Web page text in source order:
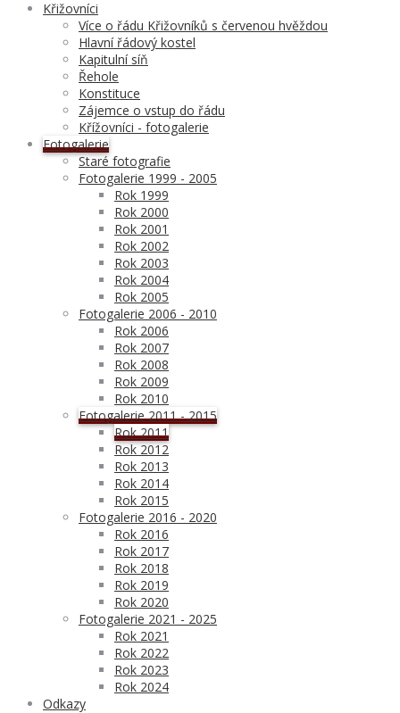
Křižovníci
Více o řádu Křižovníků s červenou hvěždou
Hlavní řádový kostel
Kapitulní síň
Řehole
Konstituce
Zájemce o vstup do řádu
Křížovníci - fotogalerie
Fotogalerie
Staré fotografie
Fotogalerie 1999 - 2005
Rok 1999
Rok 2000
Rok 2001
Rok 2002
Rok 2003
Rok 2004
Rok 2005
Fotogalerie 2006 - 2010
Rok 2006
Rok 2007
Rok 2008
Rok 2009
Rok 2010
Fotogalerie 2011 - 2015
Rok 2011
Rok 2012
Rok 2013
Rok 2014
Rok 2015
Fotogalerie 2016 - 2020
Rok 2016
Rok 2017
Rok 2018
Rok 2019
Rok 2020
Fotogalerie 2021 - 2025
Rok 2021
Rok 2022
Rok 2023
Rok 2024
Odkazy